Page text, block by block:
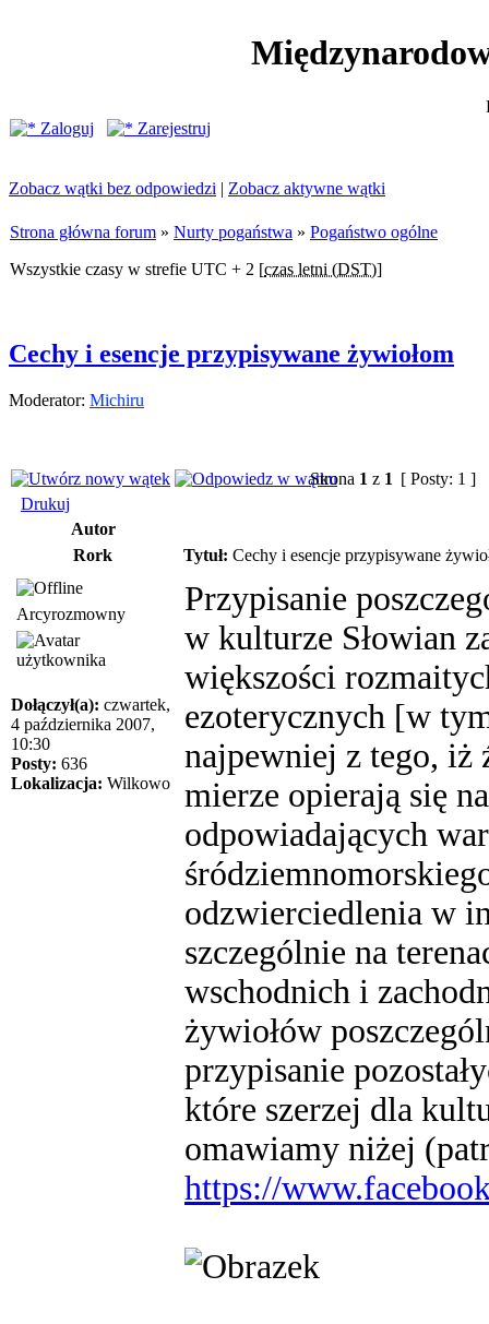
Zaloguj
Zarejestruj
Zobacz wątki bez odpowiedzi | Zobacz aktywne wątki
Strona główna forum » Nurty pogaństwa » Pogaństwo ogólne
Wszystkie czasy w strefie UTC + 2 [czas letni (DST)]
Cechy i esencje przypisywane żywiołom
Moderator: Michiru
Strona 1 z 1 [ Posty: 1 ]
Drukuj
Autor
Rork
Tytuł: Cechy i esencje przypisywane
Arcyrozmowny
Dołączył(a): czwartek,
4 października 2007,
10:30
Posty: 636
Lokalizacja: Wilkowo
Przypisanie
w kulturze Słowian
większości
ezoterycznych [w
najpewniej z tego, iż
mierze opierają się
odpowiadających
odzwierciedlenia w
szczególnie na
wschodnich i
żywiołów
przypisanie
które szerzej dla
omawiamy niżej
https://